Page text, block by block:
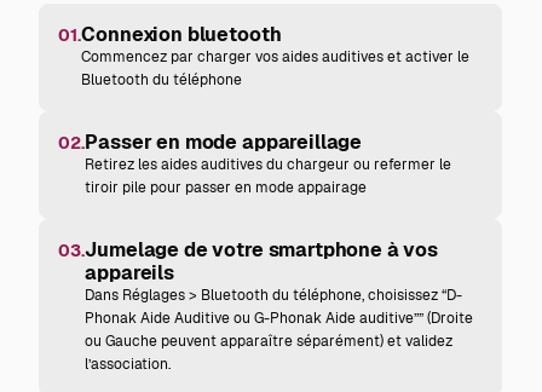
01.Connexion bluetooth
Commencez par charger vos aides auditives et activer le
Bluetooth du téléphone
02.Passer en mode appareillage
Retirez les aides auditives du chargeur ou refermer le
tiroir pile pour passer en mode appairage
03.Jumelage de votre smartphone à vos
appareils
Dans Réglages > Bluetooth du téléphone, choisissez “D-
Phonak Aide Auditive ou G-Phonak Aide auditive”” (Droite
ou Gauche peuvent apparaître séparément) et validez
l’association.